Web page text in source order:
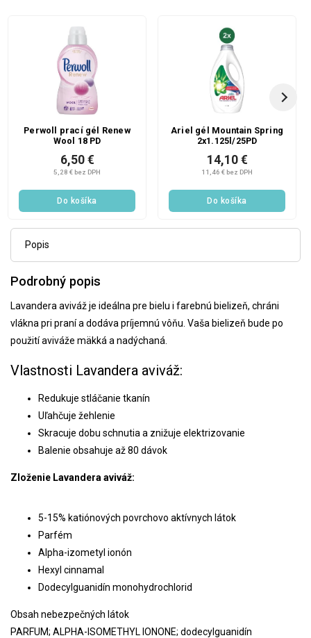
Perwoll prací gél Renew
Wool 18 PD
5,28 € bez DPH
6,50 €
Do košíka
Ariel gél Mountain Spring
2x1.125l/25PD
11,46 € bez DPH
14,10 €
Do košíka
Popis
Podrobný popis
Lavandera aviváž je ideálna pre bielu i farebnú bielizeň, chráni
vlákna pri praní a dodáva príjemnú vôňu. Vaša bielizeň bude po
použití aviváže mäkká a nadýchaná.
Vlastnosti Lavandera aviváž:
Redukuje stláčanie tkanín
Uľahčuje žehlenie
Skracuje dobu schnutia a znižuje elektrizovanie
Balenie obsahuje až 80 dávok
Zloženie Lavandera aviváž:
5-15% katiónových povrchovo aktívnych látok
Parfém
Alpha-izometyl ionón
Hexyl cinnamal
Dodecylguanidín monohydrochlorid
Obsah nebezpečných látok
PARFUM; ALPHA-ISOMETHYL IONONE; dodecylguanidín